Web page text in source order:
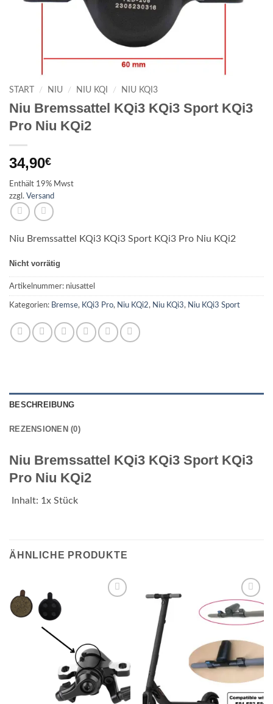
START / NIU / NIU KQI / NIU KQI3
Niu Bremssattel KQi3 KQi3 Sport KQi3
Pro Niu KQi2
34,90€
Enthält 19% Mwst
zzgl. Versand
Niu Bremssattel KQi3 KQi3 Sport KQi3 Pro Niu KQi2
Nicht vorrätig
Artikelnummer: niusattel
Kategorien: Bremse, KQi3 Pro, Niu KQi2, Niu KQi3, Niu KQi3 Sport
BESCHREIBUNG
REZENSIONEN (0)
Niu Bremssattel KQi3 KQi3 Sport KQi3
Pro Niu KQi2
Inhalt: 1x Stück
ÄHNLICHE PRODUKTE
Auf die
Wunschliste